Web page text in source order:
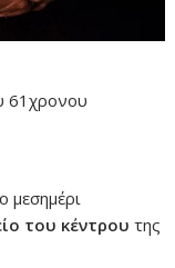
61χρονου
μεσημέρι
του κέντρου της